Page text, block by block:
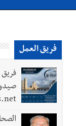
فريق العمل